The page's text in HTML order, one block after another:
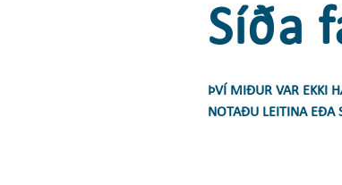
Síða
ÞVÍ MIÐUR VAR EKKI
NOTAÐU LEITINA EÐA